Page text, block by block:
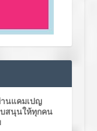
นแคมเปญ
บสนุนให้ทุกคน